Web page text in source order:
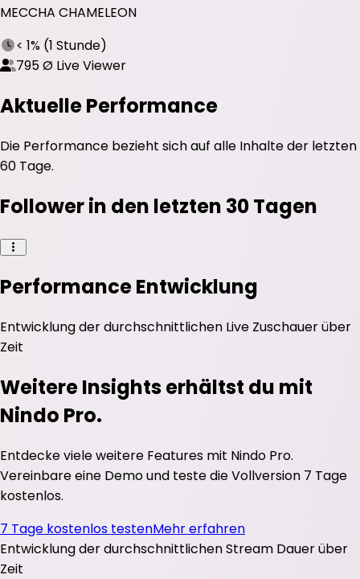
MECCHA CHAMELEON
< 1% (1 Stunde)
795Ø Live Viewer
Aktuelle Performance
Die Performance bezieht sich auf alle Inhalte der letzten
60 Tage.
Follower in den letzten 30 Tagen
Performance Entwicklung
Entwicklung der durchschnittlichen Live Zuschauerüber
Zeit
Weitere Insights erhältst du mit
Nindo Pro.
Entdecke viele weitere Features mit Nindo Pro.
Vereinbare eine Demo und teste die Vollversion 7 Tage
kostenlos.
7 Tage kostenlos testenMehr erfahren
Entwicklung der durchschnittlichenStream Dauerüber
Zeit